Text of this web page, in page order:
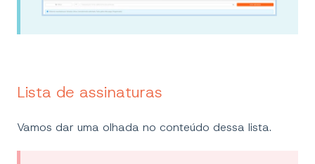
Lista de assinaturas
Vamos dar uma olhada no conteúdo dessa lista.